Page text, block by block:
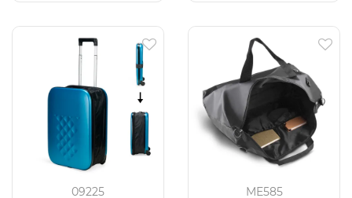
09225 ME585